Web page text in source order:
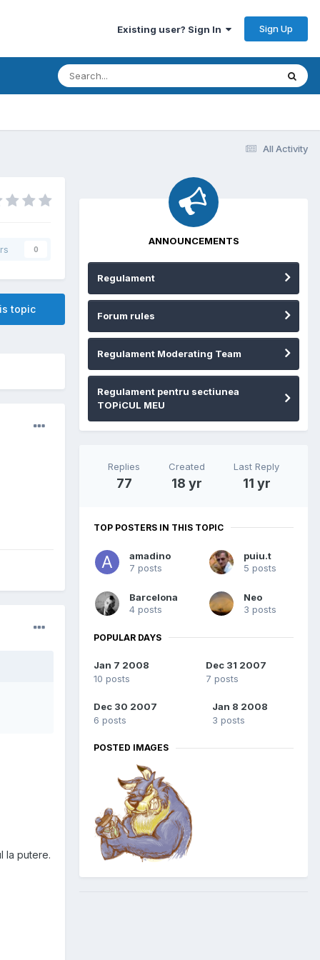
Existing user? Sign In Sign Up
All Activity
0
topic
la putere.
ANNOUNCEMENTS
Regulament
Forum rules
Regulament Moderating Team
Regulament pentru sectiunea
TOPiCUL MEU
Replies
77
Created
18 yr
Last Reply
11 yr
TOP POSTERS IN THIS TOPIC
amadino
7 posts
puiu.t
5 posts
Barcelona
4 posts
Neo
3 posts
POPULAR DAYS
Jan 7 2008
10 posts
Dec 31 2007
7 posts
Dec 30 2007
6 posts
Jan 8 2008
3 posts
POSTED IMAGES